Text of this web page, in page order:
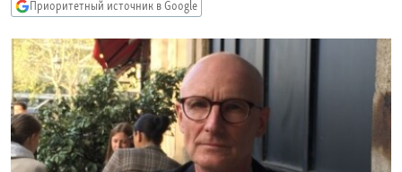
навигации
Вернутся
поиску
IDEL.РЕАЛИИ
КАВКАЗ.РЕАЛИИ
СЕВЕР.РЕАЛИИ
СИБИРЬ.РЕАЛИИ
РАСПИСАНИЕ ВЕЩАНИЯ
Приоритетный источник в Google